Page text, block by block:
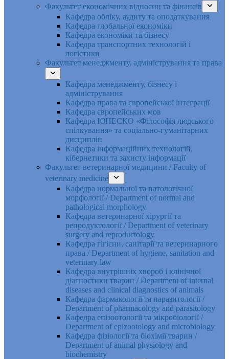
Факультет економічних відносин та фінансів
Кафедра обліку, аудиту та оподаткування
Кафедра глобальної економіки
Кафедра економіки та бізнесу
Кафедра транспортних технологій і
логістики
Факультет менеджменту, адміністрування та права
Кафедра менеджменту, бізнесу і
адміністрування
Кафедра права та європейської інтеграції
Кафедра європейських мов
Кафедра ЮНЕСКО «Філософія людського
спілкування» та соціально-гуманітарних
дисциплін
Кафедра інформаційних технологій,
кібернетики та захисту інформації
Факультет ветеринарної медицини / Faculty of
veterinary medicine
Кафедра нормальної та патологічної
морфології / Department of normal and
pathological morphology
Кафедра ветеринарної хірургії та
репродуктології / Department of veterinary
surgery and reproductology
Кафедра гігієни, санітарії та ветеринарного
права / Department of hygiene, sanitation and
veterinary law
Кафедра внутрішніх хвороб і клінічної
діагностики тварин / Department of internal
diseases and clinical diagnostics of animals
Кафедра фармакології та паразитології /
Department of pharmacology and parasitology
Кафедра епізоотології та мікробіології /
Department of epizootology and microbiology
Кафедра фізіології та біохімії тварин /
Department of animal physiology and
biochemistry